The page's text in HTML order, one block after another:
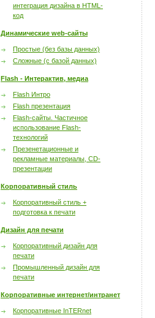
интеграция дизайна в HTML-
код
Динамические web-сайты
Простые (без базы данных)
Сложные (с базой данных)
Flash - Интерактив, медиа
Flash Интро
Flash презентация
Flash-сайты. Частичное
использование Flash-
технологий
Презенетационные и
рекламные материалы, CD-
презентации
Корпоративный стиль
Корпоративный стиль +
подготовка к печати
Дизайн для печати
Корпоративный дизайн для
печати
Промышленный дизайн для
печати
Корпоративные интернет/интранет
Корпоративные InTERnet